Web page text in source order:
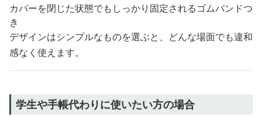
カバーを閉じた状態でもしっかり固定されるゴムバンドつ
き
デザインはシンプルなものを選ぶと、どんな場面でも違和
感なく使えます。
学生や手帳代わりに使いたい方の場合